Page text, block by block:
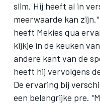
MEER RACEKLASSEN
slim. Hij heeft al in
meerwaarde kan
heeft Mekies qua
kijkje in de keuken
andere kant van de
heeft hij vervolgens
De ervaring bij
een belangrijke pre.